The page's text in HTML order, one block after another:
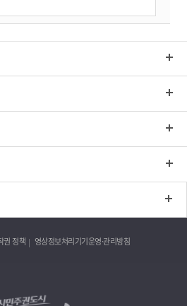
권 정책 영상정보처리기기운영·관리방침